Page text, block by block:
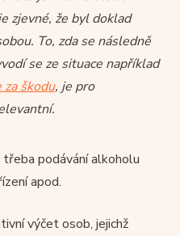
zjevné, že byl doklad
To, zda se následně
se ze situace například
škodu, je pro
podávání alkoholu
apod.
výčet osob, jejichž